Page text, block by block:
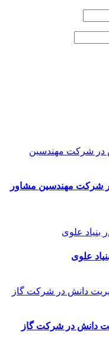
شرکت مهندسین مشاور
علوی
دانش در شرکت گاز